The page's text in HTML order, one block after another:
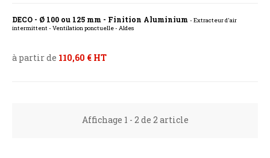
DECO - Ø 100 ou 125 mm - Finition Aluminium - Extracteur d'air
intermittent - Ventilation ponctuelle - Aldes
à partir de 110,60 € HT
Affichage 1 - 2 de 2 article